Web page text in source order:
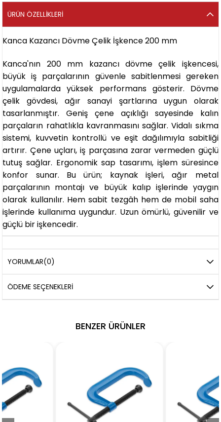
ÜRÜN ÖZELLIKLERI
Kanca Kazancı Dövme Çelik İşkence 200 mm
Kanca'nın 200 mm kazancı dövme çelik işkencesi,
büyük iş parçalarının güvenle sabitlenmesi gereken
uygulamalarda yüksek performans gösterir. Dövme
çelik gövdesi, ağır sanayi şartlarına uygun olarak
tasarlanmıştır. Geniş çene açıklığı sayesinde kalın
parçaların rahatlıkla kavranmasını sağlar. Vidalı sıkma
sistemi, kuvvetin kontrollü ve eşit dağılımıyla sabitliği
artırır. Çene uçları, iş parçasına zarar vermeden güçlü
tutuş sağlar. Ergonomik sap tasarımı, işlem süresince
konfor sunar. Bu ürün; kaynak işleri, ağır metal
parçalarının montajı ve büyük kalıp işlerinde yaygın
olarak kullanılır. Hem sabit tezgâh hem de mobil saha
işlerinde kullanıma uygundur. Uzun ömürlü, güvenilir ve
güçlü bir işkencedir.
YORUMLAR(0)
ÖDEME SEÇENEKLERI
BENZER ÜRÜNLER